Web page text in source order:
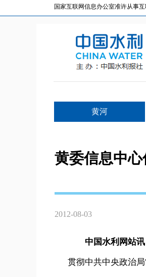
国家互联网信息办公室准许从事
黄河
黄委信息中
2012-08-03
中国水利网站讯
贯彻中共中央政治